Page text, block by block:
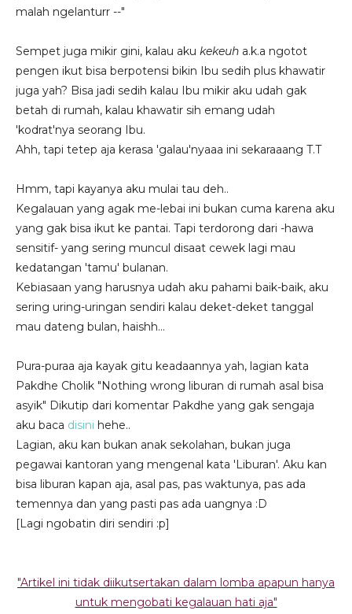
malah ngelanturr --"
Sempet juga mikir gini, kalau aku kekeuh a.k.a ngotot
pengen ikut bisa berpotensi bikin Ibu sedih plus khawatir
juga yah? Bisa jadi sedih kalau Ibu mikir aku udah gak
betah di rumah, kalau khawatir sih emang udah
'kodrat'nya seorang Ibu.
Ahh, tapi tetep aja kerasa 'galau'nyaaa ini sekaraaang T.T
Hmm, tapi kayanya aku mulai tau deh..
Kegalauan yang agak me-lebai ini bukan cuma karena aku
yang gak bisa ikut ke pantai. Tapi terdorong dari -hawa
sensitif- yang sering muncul disaat cewek lagi mau
kedatangan 'tamu' bulanan.
Kebiasaan yang harusnya udah aku pahami baik-baik, aku
sering uring-uringan sendiri kalau deket-deket tanggal
mau dateng bulan, haishh...
Pura-puraa aja kayak gitu keadaannya yah, lagian kata
Pakdhe Cholik "Nothing wrong liburan di rumah asal bisa
asyik" Dikutip dari komentar Pakdhe yang gak sengaja
aku baca disini hehe..
Lagian, aku kan bukan anak sekolahan, bukan juga
pegawai kantoran yang mengenal kata 'Liburan'. Aku kan
bisa liburan kapan aja, asal pas, pas waktunya, pas ada
temennya dan yang pasti pas ada uangnya :D
[Lagi ngobatin diri sendiri :p]
"Artikel ini tidak diikutsertakan dalam lomba apapun hanya
untuk mengobati kegalauan hati aja"